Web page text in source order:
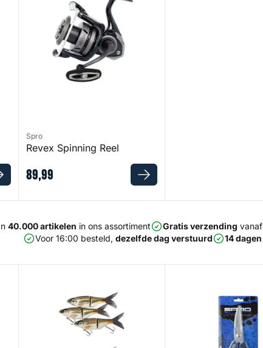
Spro
Revex Spinning Reel
89,99
40.000 artikelen in ons assortiment Gratis verzending vanaf
Voor 16:00 besteld,dezelfde dag verstuurd 14 dagen